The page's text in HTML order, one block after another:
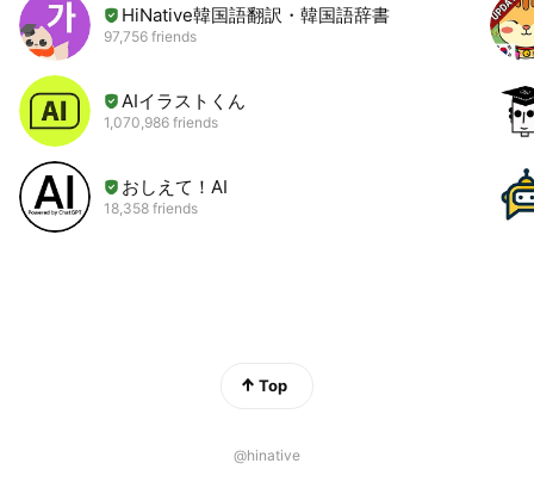
HiNative韓国語翻訳・韓国語辞書
97,756 friends
AIイラストくん
1,070,986 friends
おしえて！AI
18,358 friends
Top
@hinative